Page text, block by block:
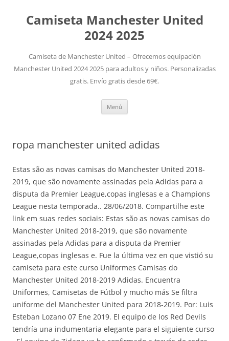
Camiseta Manchester United
2024 2025
Camiseta de Manchester United – Ofrecemos equipación
Manchester United 2024 2025 para adultos y niños. Personalizadas
gratis. Envío gratis desde 69€.
Menú
ropa manchester united adidas
Estas são as novas camisas do Manchester United 2018-
2019, que são novamente assinadas pela Adidas para a
disputa da Premier League,copas inglesas e a Champions
League nesta temporada.. 28/06/2018. Compartilhe este
link em suas redes sociais: Estas são as novas camisas do
Manchester United 2018-2019, que são novamente
assinadas pela Adidas para a disputa da Premier
League,copas inglesas e. Fue la última vez en que vistió su
camiseta para este curso Uniformes Camisas do
Manchester United 2018-2019 Adidas. Encuentra
Uniformes, Camisetas de Fútbol y mucho más Se filtra
uniforme del Manchester United para 2018-2019. Por: Luis
Esteban Lozano 07 Ene 2019. El equipo de los Red Devils
tendría una indumentaria elegante para el siguiente curso